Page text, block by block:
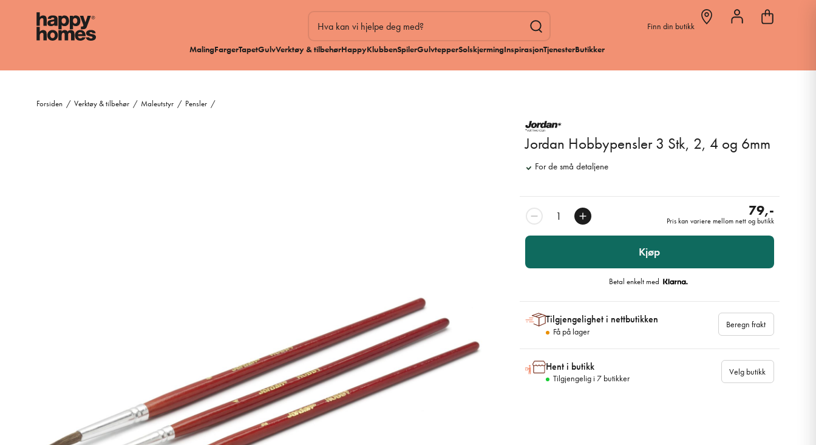
Finn din butikk
MalingFargerTapetGulvVerktøy & tilbehørHappyKlubbenSpilerGulvtepperSolskjermingInspirasjonTjenesterButikker
Forsiden / Verktøy & tilbehør / Maleutstyr / Pensler /
Jordan Hobbypensler 3 Stk, 2, 4 og 6mm
For de små detaljene
79,-
Pris kan variere mellom nett og butikk
Kjøp
Betal enkelt med
Tilgjengelighet i nettbutikken
Få på lager
Beregn frakt
Hent i butikk
Tilgjengelig i 7butikker
Velg butikk